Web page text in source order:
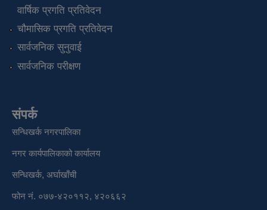
वार्षिक प्रगति प्रतिवेदन
चौमासिक प्रगति प्रतिवेदन
सार्वजनिक सुनुवाई
सार्वजनिक परीक्षण
संपर्क
सन्धिखर्क नगरपालिका
नगर कार्यपालिकाको कार्यालय
सन्धिखर्क, अर्घाखाँची
फोन नं. ०७७-४२०११२, ४२०६६२